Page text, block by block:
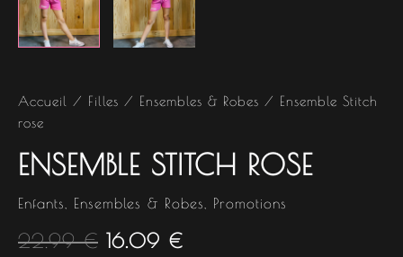
Accueil / Filles / Ensembles & Robes / Ensemble Stitch
rose
ENSEMBLE STITCH ROSE
Enfants Ensembles & Robes Promotions
22.99€ 16.09 €